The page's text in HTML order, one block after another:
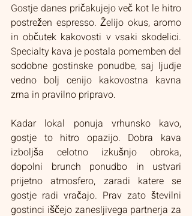
Gostje danes pričakujejo več kot le hitro
postrežen espresso. Želijo okus, aromo
in občutek kakovosti v vsaki skodelici.
Specialty kava je postala pomemben del
sodobne gostinske ponudbe, saj ljudje
vedno bolj cenijo kakovostna kavna
zrna in pravilno pripravo.
Kadar lokal ponuja vrhunsko kavo,
gostje to hitro opazijo. Dobra kava
izboljša celotno izkušnjo obroka,
dopolni brunch ponudbo in ustvari
prijetno atmosfero, zaradi katere se
gostje radi vračajo. Prav zato številni